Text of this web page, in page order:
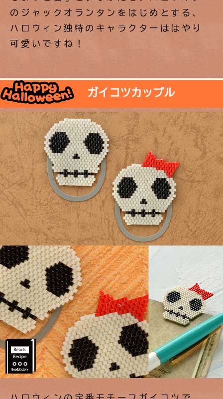
のジャックオランタンをはじめとする、
ハロウィン独特のキャラクターははやり
可愛いですね！
ガイコツカップル